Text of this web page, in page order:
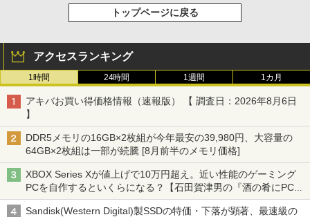
トップページに戻る
アクセスランキング
1時間 24時間 1週間 1カ月
アキバお買い得価格情報（速報版） 【 調査日：2026年8月6日
】
DDR5メモリの16GB×2枚組が今年最安の39,980円、大容量の
64GB×2枚組は一部が続騰 [8月前半のメモリ価格]
XBOX Series Xが値上げで10万円超え。近い性能のゲーミング
PCを自作するといくらになる？【石田賀津男の『酒の肴にPCゲ
ーム』】
Sandisk(Western Digital)製SSDの特価・下落が顕著、最速級の